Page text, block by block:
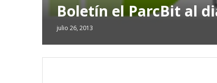
Boletín el ParcBit al
julio 26, 2013